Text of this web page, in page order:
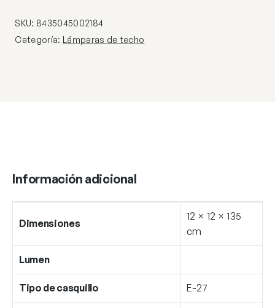
60W
E-
SKU: 8435045002184
Categoría: Lámparas de techo
Información adicional
Dimensiones
12 × 12 × 135
cm
Lumen
Tipo de casquillo E-27